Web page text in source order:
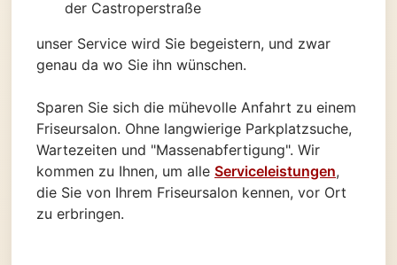
der Castroperstraße
unser Service wird Sie begeistern, und zwar
genau da wo Sie ihn wünschen.
Sparen Sie sich die mühevolle Anfahrt zu einem
Friseursalon. Ohne langwierige Parkplatzsuche,
Wartezeiten und "Massenabfertigung". Wir
kommen zu Ihnen, um alle Serviceleistungen,
die Sie von Ihrem Friseursalon kennen, vor Ort
zu erbringen.